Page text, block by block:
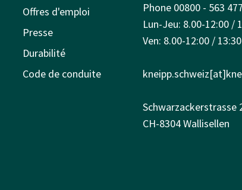
Offres d'emploi
Presse
Durabilité
Code de conduite
Phone 00800 - 563
Lun-Jeu: 8.00-12:00 /
Ven: 8.00-12:00 /
Schwarzackerstrasse
CH-8304 Wallisellen